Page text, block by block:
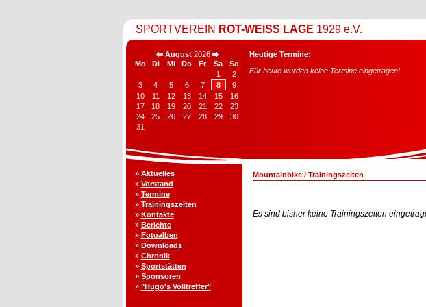
SPORTVEREIN ROT-WEISS LAGE 1929 e.V.
Heutige Termine:
Für heute wurden keine Termine eingetragen!
August2026
Mo
Di Mi Do Fr Sa
So
1
2
3
4 5 6 7 8
9
10
11 12 13 14 15
16
17
18 19 20 21 22
23
24
25 26 27 28 29
30
31
» Aktuelles
» Vorstand
» Termine
» Trainingszeiten
» Kontakte
» Berichte
» Fotoalben
» Downloads
» Chronik
» Sportstätten
» Sponsoren
» "Hugo's Volltreffer"
Mountainbike/ Trainingszeiten
Es sind bisher keine Trainingszeiten